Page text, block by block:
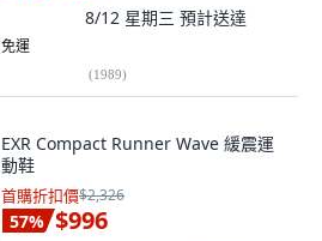
8/12 星期三 預計送達
免運
(1989)
EXR Compact Runner Wave 緩震運
動鞋
首購折扣價$2,326
57% $996